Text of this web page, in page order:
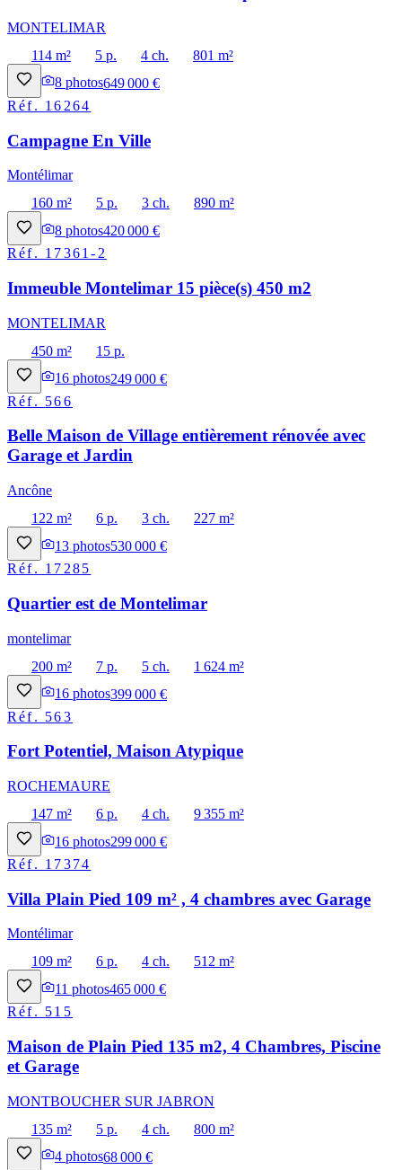
MONTELIMAR
114 m²
5 p. 4 ch.
801 m²
8 photos649 000 €
Réf. 16264
Campagne En Ville
Montélimar
160 m²
5 p. 3 ch.
890 m²
8 photos420 000 €
Réf. 17361-2
Immeuble Montelimar 15 pièce(s) 450 m2
MONTELIMAR
450 m²
15 p.
16 photos249 000 €
Réf. 566
Belle Maison de Village entièrement rénovée avec
Garage et Jardin
Ancône
122 m²
6 p. 3 ch.
227 m²
13 photos530 000 €
Réf. 17285
Quartier est de Montelimar
montelimar
200 m²
7 p. 5 ch.
1 624 m²
16 photos399 000 €
Réf. 563
Fort Potentiel, Maison Atypique
ROCHEMAURE
147 m²
6 p. 4 ch.
9 355 m²
16 photos299 000 €
Réf. 17374
Villa Plain Pied 109 m² , 4 chambres avec Garage
Montélimar
109 m²
6 p. 4 ch.
512 m²
11 photos465 000 €
Réf. 515
Maison de Plain Pied 135 m2, 4 Chambres, Piscine
et Garage
MONTBOUCHER SUR JABRON
135 m²
5 p. 4 ch.
800 m²
4 photos68 000 €